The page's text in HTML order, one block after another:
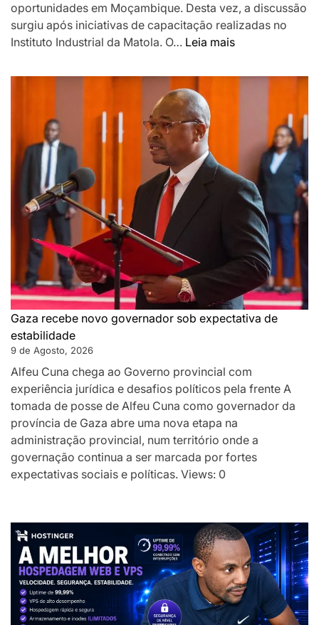
oportunidades em Moçambique. Desta vez, a discussão
surgiu após iniciativas de capacitação realizadas no
Instituto Industrial da Matola. O… Leia mais:
reacende
formação
jovens
para
trabalhar
em
Cabo
Delgado
Gaza recebe novo governador sob expectativa de
estabilidade
9 de Agosto, 2026
Alfeu Cuna chega ao Governo provincial com
experiência jurídica e desafios políticos pela frente A
tomada de posse de Alfeu Cuna como governador da
província de Gaza abre uma nova etapa na
administração provincial, num território onde a
governação continua a ser marcada por fortes
expectativas sociais e políticas. Views: 0